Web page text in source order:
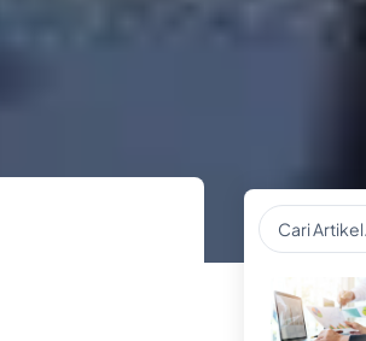
Search
...